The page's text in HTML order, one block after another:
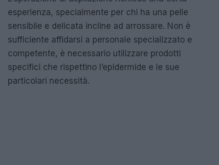
esperienza, specialmente per chi ha una pelle
sensibile e delicata incline ad arrossare. Non è
sufficiente affidarsi a personale specializzato e
competente, è necessario utilizzare prodotti
specifici che rispettino l’epidermide e le sue
particolari necessità.